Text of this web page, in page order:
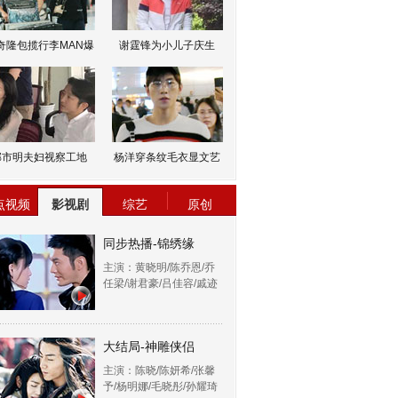
隆包揽行李MAN爆 谢霆锋为小儿子庆生
明夫妇视察工地 杨洋穿条纹毛衣显文艺
视频 影视剧 综艺 原创
同步热播-锦绣缘
主演：黄晓明/陈乔恩/乔
任梁/谢君豪/吕佳容/戚迹
大结局-神雕侠侣
主演：陈晓/陈妍希/张馨
予/杨明娜/毛晓彤/孙耀琦